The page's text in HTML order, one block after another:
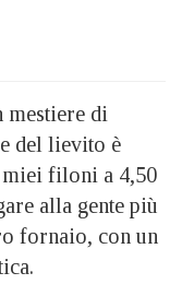
mestiere di
del lievito è
miei filoni a 4,50
alla gente più
fornaio, con un